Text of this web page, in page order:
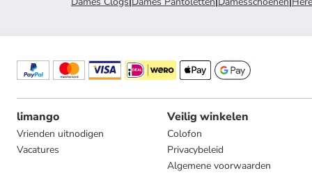
limango
Vrienden uitnodigen
Vacatures
Veilig winkelen
Colofon
Privacybeleid
Algemene voorwaarden